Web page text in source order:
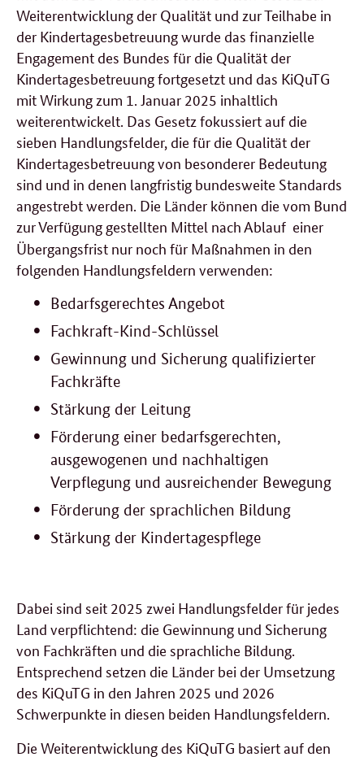
Weiterentwicklung der Qualität und zur Teilhabe in
der Kindertagesbetreuung wurde das finanzielle
Engagement des Bundes für die Qualität der
Kindertagesbetreuung fortgesetzt und das KiQuTG
mit Wirkung zum 1. Januar 2025 inhaltlich
weiterentwickelt. Das Gesetz fokussiert auf die
sieben Handlungsfelder, die für die Qualität der
Kindertagesbetreuung von besonderer Bedeutung
sind und in denen langfristig bundesweite Standards
angestrebt werden. Die Länder können die vom Bund
zur Verfügung gestellten Mittel nach Ablauf einer
Übergangsfrist nur noch für Maßnahmen in den
folgenden Handlungsfeldern verwenden:
Bedarfsgerechtes Angebot
Fachkraft-Kind-Schlüssel
Gewinnung und Sicherung qualifizierter
Fachkräfte
Stärkung der Leitung
Förderung einer bedarfsgerechten,
ausgewogenen und nachhaltigen
Verpflegung und ausreichender Bewegung
Förderung der sprachlichen Bildung
Stärkung der Kindertagespflege
Dabei sind seit 2025 zwei Handlungsfelder für jedes
Land verpflichtend: die Gewinnung und Sicherung
von Fachkräften und die sprachliche Bildung.
Entsprechend setzen die Länder bei der Umsetzung
des KiQuTG in den Jahren 2025 und 2026
Schwerpunkte in diesen beiden Handlungsfeldern.
Die Weiterentwicklung des KiQuTG basiert auf den